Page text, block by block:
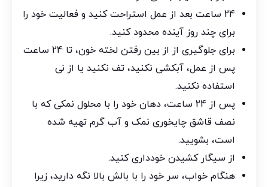
24 ساعت بعد از عمل استراحت کنید و فعالیت خود را
برای چند روز آینده محدود کنید.
برای جلوگیری از از بین رفتن لخته خون، تا 24 ساعت
پس از عمل، آبکشی نکنید، تف نکنید یا از نی
استفاده نکنید.
پس از 24 ساعت، دهان خود را با محلول نمکی که با
نصف قاشق چایخوری نمک و آب گرم تهیه شده
است، بشویید.
از سیگار کشیدن خودداری کنید.
هنگام خواب، سر خود را با بالش بالا نگه دارید، زیرا